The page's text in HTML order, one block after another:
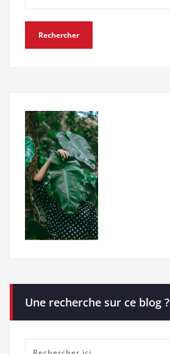
Une recherche sur ce blog ?